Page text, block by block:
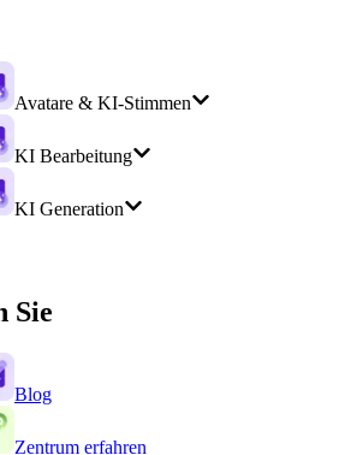
Avatare & KI-Stimmen
KI Bearbeitung
KI Generation
Sie
Blog
Zentrum erfahren